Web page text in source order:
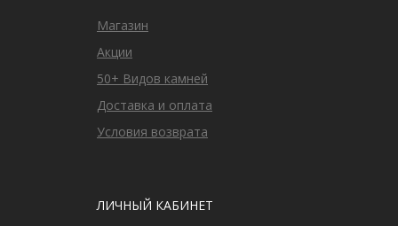
Магазин
Акции
50+ Видов камней
Доставка и оплата
Условия возврата
ЛИЧНЫЙ КАБИНЕТ